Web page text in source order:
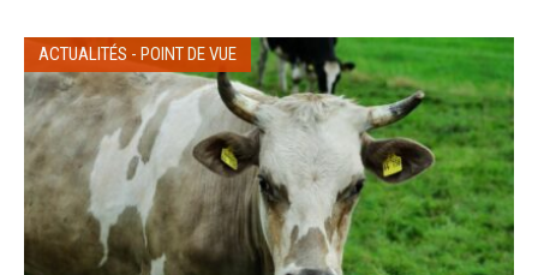
ACTUALITÉS - POINT DE VUE